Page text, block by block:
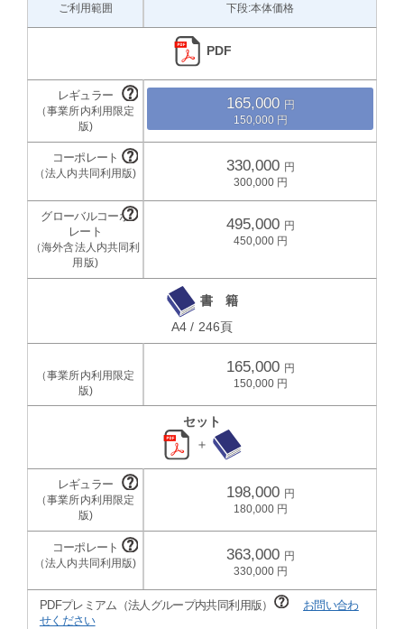
ご利用範囲 下段:本体価格
PDF
165,000
150,000
330,000
300,000
495,000
450,000
書 籍
A4 / 246頁
165,000
150,000
セット
＋
198,000
180,000
363,000
330,000
PDFプレミアム（法人グループ内共同利用版）
お問い合わ
せください